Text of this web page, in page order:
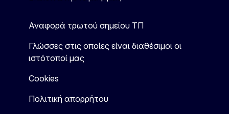
Αναφορά τρωτού σημείου ΤΠ
Γλώσσες στις οποίες είναι διαθέσιμοι οι
ιστότοποί μας
Cookies
Πολιτική απορρήτου